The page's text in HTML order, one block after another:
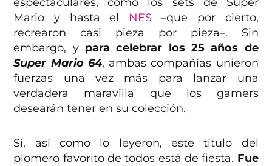
Mario y hasta el NES–que por cierto,
recrearon casi pieza por pieza–. Sin
embargo, y para celebrar los 25 años de
Super Mario 64, ambas compañías unieron
fuerzas una vez más para lanzar una
verdadera maravilla que los gamers
desearán tener en su colección.
Sí, así como lo leyeron, este título del
plomero favorito de todos está de fiesta. Fue